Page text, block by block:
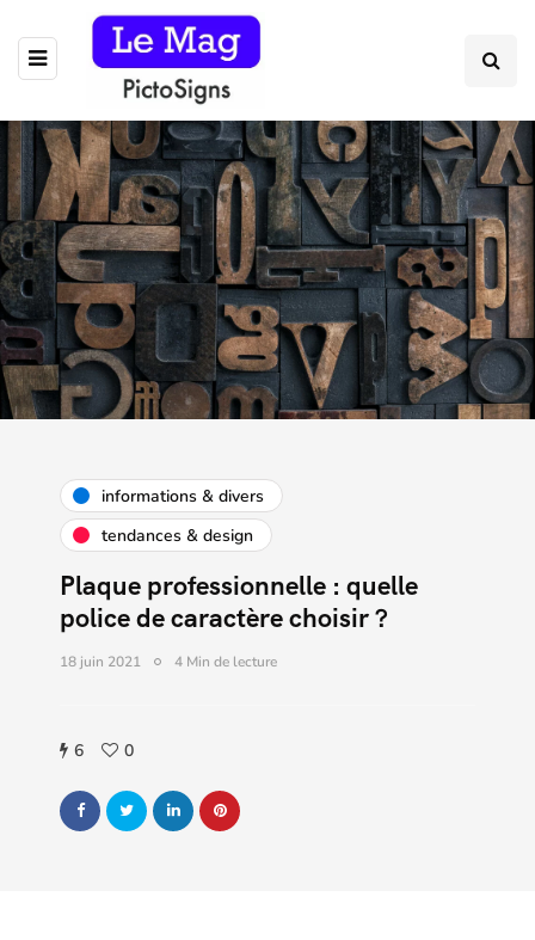
informations & divers
tendances & design
Plaque professionnelle : quelle
police de caractère choisir ?
18 juin 2021 4 Min de lecture
6 0